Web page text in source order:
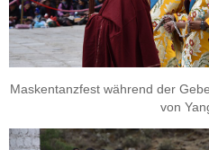
Maskentanzfest während der
von